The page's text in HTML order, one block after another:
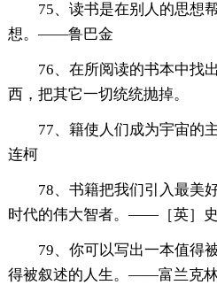
75、读书是在别人的思想
想。——鲁巴金
76、在所阅读的书本中找
西，把其它一切统统抛掉。
77、籍使人们成为宇宙
连柯
78、书籍把我们引入最美
时代的伟大智者。——［英］
79、你可以写出一本值得
得被叙述的人生。——富兰克林